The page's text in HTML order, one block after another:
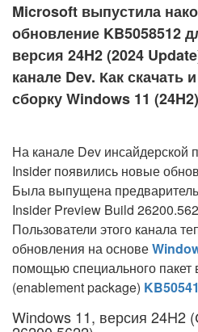
Microsoft выпустила
обновление KB5058512
версия 24H2 (2024
канале Dev. Как скачать
сборку Windows 11
На канале Dev инсайдерской
Insider появились новые
Была выпущена
Insider Preview Build
Пользователи этого канала
обновления на основе
помощью специального
(enablement package)
Windows 11, версия 24H2